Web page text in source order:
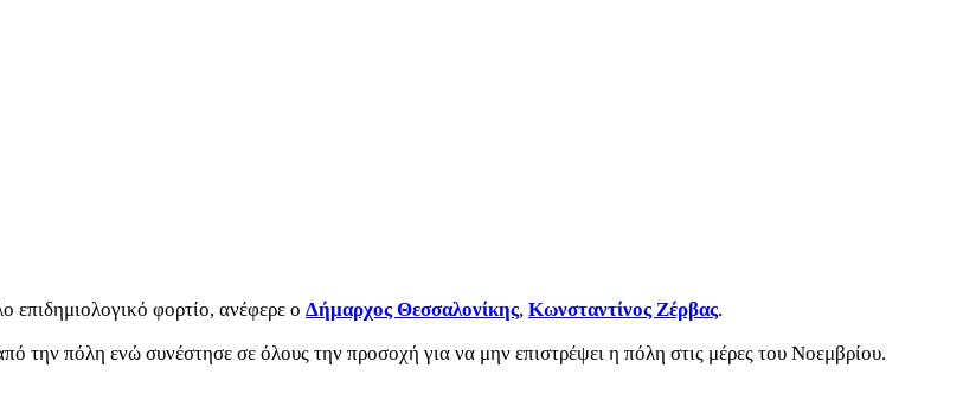
φορτίο, ανέφερε ο Δήμαρχος Θεσσαλονίκης, Κωνσταντίνος Ζέρβας.
την πόλη ενώ συνέστησε σε όλους την προσοχή για να μην επιστρέψει η πόλη στις μέρες του Νοεμβρίου.